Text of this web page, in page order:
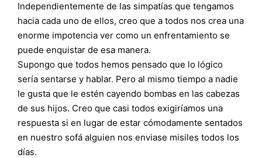
Independientemente de las simpatías que tengamos
hacia cada uno de ellos, creo que a todos nos crea una
enorme impotencia ver como un enfrentamiento se
puede enquistar de esa manera.
Supongo que todos hemos pensado que lo lógico
sería sentarse y hablar. Pero al mismo tiempo a nadie
le gusta que le estén cayendo bombas en las cabezas
de sus hijos. Creo que casi todos exigiríamos una
respuesta si en lugar de estar cómodamente sentados
en nuestro sofá alguien nos enviase misiles todos los
días.